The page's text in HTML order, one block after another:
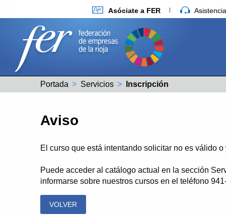
Asóciate a FER
Portada Servicios Actual:
Inscripción
Aviso
El curso que está intentando solicitar no es válido
Puede acceder al catálogo actual en la sección
informarse sobre nuestros cursos en el teléfono
VOLVER